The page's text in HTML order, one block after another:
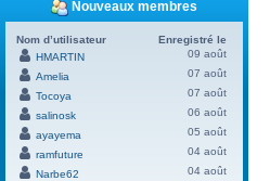
Nouveaux membres
Nom d’utilisateur
Enregistré le
HMARTIN
09 août
Amelia
07 août
Tocoya
07 août
salinosk
06 août
ayayema
05 août
ramfuture
04 août
Narbe62
04 août